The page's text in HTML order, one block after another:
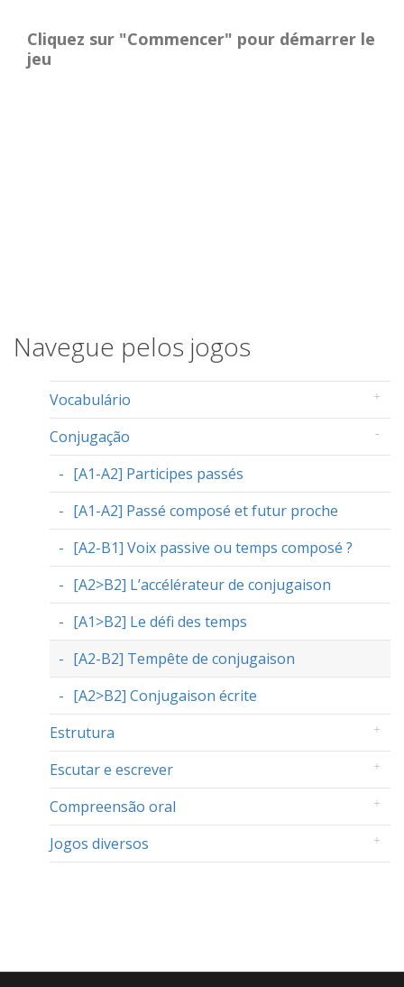
Cliquez sur "Commencer" pour démarrer le
jeu
Navegue pelos jogos
Vocabulário
Conjugação
[A1-A2] Participes passés
[A1-A2] Passé composé et futur proche
[A2-B1] Voix passive ou temps composé ?
[A2>B2] L’accélérateur de conjugaison
[A1>B2] Le défi des temps
[A2-B2] Tempête de conjugaison
[A2>B2] Conjugaison écrite
Estrutura
Escutar e escrever
Compreensão oral
Jogos diversos